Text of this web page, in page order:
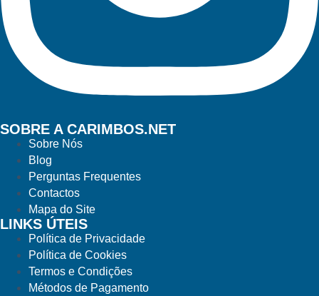
SOBRE A CARIMBOS.NET
Sobre Nós
Blog
Perguntas Frequentes
Contactos
Mapa do Site
LINKS ÚTEIS
Política de Privacidade
Política de Cookies
Termos e Condições
Métodos de Pagamento